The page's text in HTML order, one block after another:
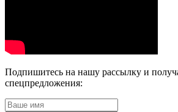
Подпишитесь на нашу рассылку и
спецпредложения: